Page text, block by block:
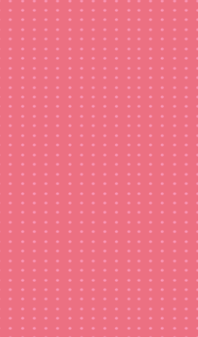
修正回数無制限
(BU)